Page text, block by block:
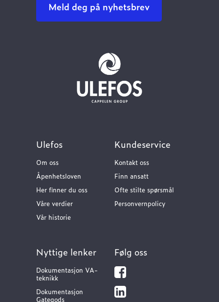
Meld deg på nyhetsbrev
Ulefos
Om oss
Åpenhetsloven
Her finner du oss
Våre verdier
Vår historie
Kundeservice
Kontakt oss
Finn ansatt
Ofte stilte spørsmål
Personvernpolicy
Nyttige lenker
Dokumentasjon VA-
teknikk
Dokumentasjon
Gategods
Følg oss